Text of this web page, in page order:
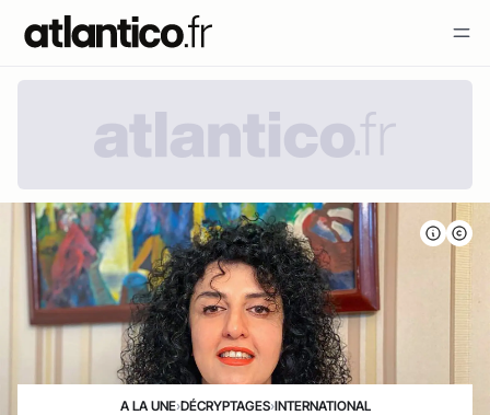
A LA UNE›DÉCRYPTAGES›INTERNATIONAL